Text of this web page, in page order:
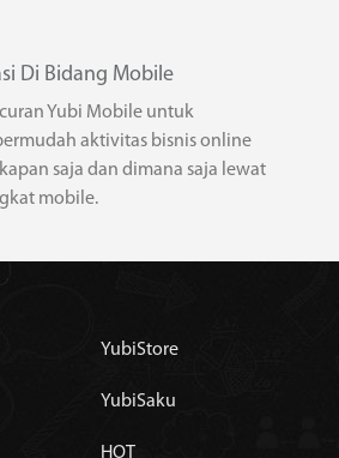
Di Bidang Mobile
Yubi Mobile untuk
aktivitas bisnis online
saja dan dimana saja lewat
mobile.
YubiStore
YubiSaku
HOT